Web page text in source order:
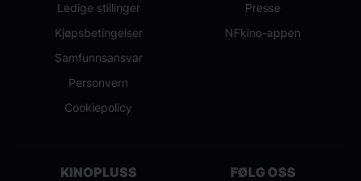
Ledige stillinger
Kjøpsbetingelser
Samfunnsansvar
Personvern
Cookiepolicy
Presse
NFkino-appen
KINOPLUSS FØLG OSS